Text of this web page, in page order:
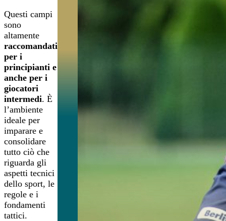
Questi campi
sono
altamente
raccomandati
per i
principianti e
anche per i
giocatori
intermedi. È
l’ambiente
ideale per
imparare e
consolidare
tutto ciò che
riguarda gli
aspetti tecnici
dello sport, le
regole e i
fondamenti
tattici.